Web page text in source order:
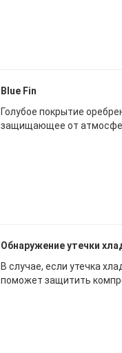
Blue Fin
Голубое покрытие
защищающее от
Обнаружение утечки
В случае, если утечка
поможет защитить